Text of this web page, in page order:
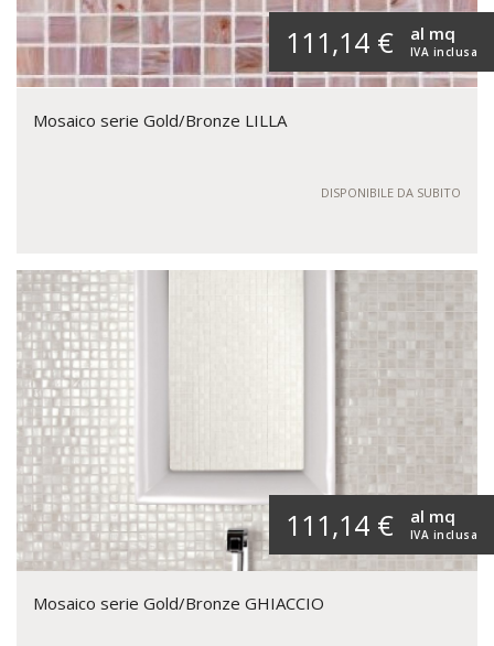
111,14 € IVA inclusa
al mq
Mosaico serie Gold/Bronze LILLA
DISPONIBILE DA SUBITO
111,14 € IVA inclusa
al mq
Mosaico serie Gold/Bronze GHIACCIO